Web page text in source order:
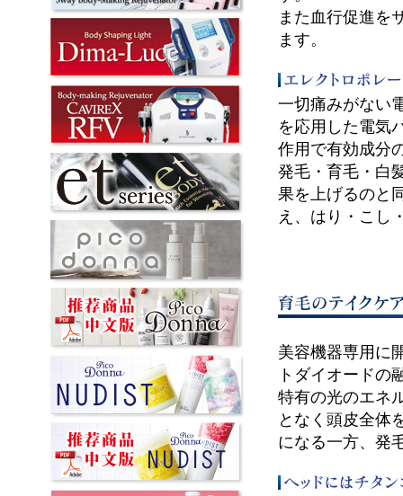
また血行促進を
ます。
一切痛みがない
を応用した電気
作用で有効成分
発毛・育毛・白
果を上げるのと
え、はり・こし
美容機器専用に
トダイオードの
特有の光のエネ
となく頭皮全体
になる一方、発